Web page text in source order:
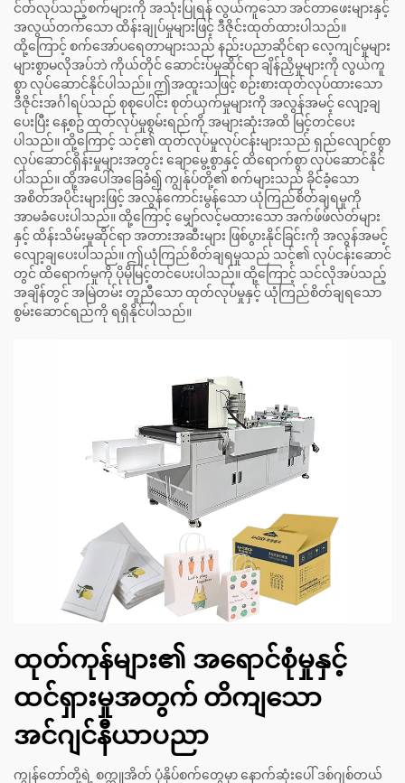
င်တ်လုပ်သည့်စက်များကို အသုံးပြုရန် လွယ်ကူသော အင်တာဖေးများနှင့်
အလွယ်တက်သော ထိန်းချုပ်မှုများဖြင့် ဒီဇိုင်းထုတ်ထားပါသည်။
ထို့ကြောင့် စက်အော်ပရေတာများသည် နည်းပညာဆိုင်ရာ လေ့ကျင်မှုများ
များစွာမလိုအပ်ဘဲ ကိုယ်တိုင် ဆောင်းပ်မှုဆိုင်ရာ ချိန်ညှိမှုများကို လွယ်ကူ
စွာ လုပ်ဆောင်နိုင်ပါသည်။ ဤအထူးသဖြင့် စဉ်းစားထုတ်လုပ်ထားသော
ဒီဇိုင်းအင်္ဂါရပ်သည် စုစုပေါင်း စုတ်ယှက်မှုများကို အလွန်အမင့် လျော့ချ
ပေးပြီး နေ့စဥ် ထုတ်လုပ်မှုစွမ်းရည်ကို အများဆုံးအထိ မြင့်တင်ပေး
ပါသည်။ ထို့ကြောင့် သင့်၏ ထုတ်လုပ်မှုလုပ်ငန်းများသည် ရှည်လျောင်စွာ
လုပ်ဆောင်ရှိန်းမှုများအတွင်း ချောမွေ့စွာနှင့် ထိရောက်စွာ လုပ်ဆောင်နိုင်
ပါသည်။ ထို့အပေါ်အခြေခံ၍ ကျွန်ုပ်တို့၏ စက်များသည် ခိုင်ခံ့သော
အစိတ်အပိုင်းများဖြင့် အလွန်ကောင်းမွန်သော ယုံကြည်စိတ်ချရမှုကို
အာမခံပေးပါသည်။ ထို့ကြောင့် မျှော်လင့်မထားသော အက်ဖ်ဖ်လ်တ်များ
နှင့် ထိန်းသိမ်းမှုဆိုင်ရာ အတားအဆီးများ ဖြစ်ပွားနိုင်ခြင်းကို အလွန်အမင့်
လျော့ချပေးပါသည်။ ဤယုံကြည်စိတ်ချရမှုသည် သင့်၏ လုပ်ငန်းဆောင်
တွင် ထိရောက်မှုကို ပိုမိုမြင့်တင်ပေးပါသည်။ ထို့ကြောင့် သင်လိုအပ်သည့်
အချိန်တွင် အမြဲတမ်း တူညီသော ထုတ်လုပ်မှုနှင့် ယုံကြည်စိတ်ချရသော
စွမ်းဆောင်ရည်ကို ရရှိနိုင်ပါသည်။
ထုတ်ကုန်များ၏ အရောင်စုံမှုနှင့်
ထင်ရှားမှုအတွက် တိကျသော
အင်ဂျင်နီယာပညာ
ကျွန်တော်တို့ရဲ့ စက္ကူအိတ် ပုံနှိပ်စက်တွေမှာ နောက်ဆုံးပေါ် ဒစ်ဂျစ်တယ်